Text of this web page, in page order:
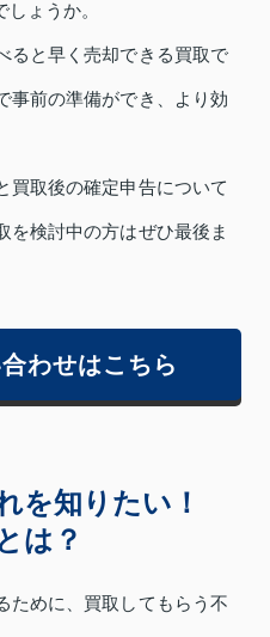
ょうか。
ると早く売却できる買取で
事前の準備ができ、より効
買取後の確定申告について
を検討中の方はぜひ最後ま
わせはこちら
を知りたい！
は？
ために、買取してもらう不